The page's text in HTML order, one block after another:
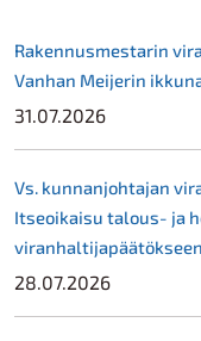
Rakennusmestarin
Vanhan Meijerin
31.07.2026
Vs. kunnanjohtajan
Itseoikaisu talous- ja
28.07.2026